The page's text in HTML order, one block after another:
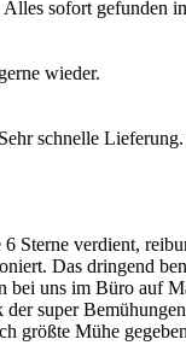
sofort gefunden
wieder.
schnelle
Sterne verdient,
Das dringend
bei uns im Büro auf
der super
größte Mühe